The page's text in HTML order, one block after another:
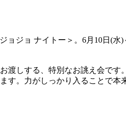
ジョ ナイトー＞。6月10日(
しする、特別なお誂え会で
。力がしっかり入ることで